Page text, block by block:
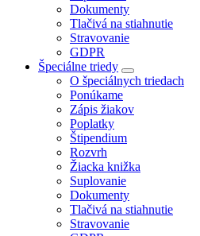
Dokumenty
Tlačivá na stiahnutie
Stravovanie
GDPR
Špeciálne triedy
O špeciálnych triedach
Ponúkame
Zápis žiakov
Poplatky
Štipendium
Rozvrh
Žiacka knižka
Suplovanie
Dokumenty
Tlačivá na stiahnutie
Stravovanie